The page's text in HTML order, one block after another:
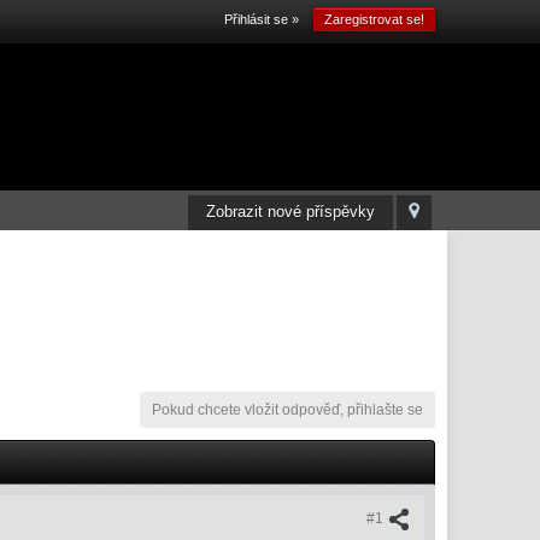
Přihlásit se » Zaregistrovat se!
Zobrazit nové příspěvky
Pokud chcete vložit odpověď, přihlašte se
#1